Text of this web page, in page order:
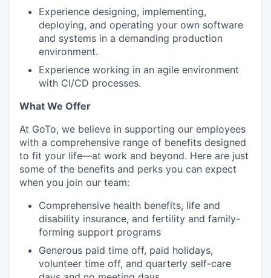
Experience designing, implementing,
deploying, and operating your own software
and systems in a demanding production
environment.
Experience working in an agile environment
with CI/CD processes.
What We Offer
At GoTo, we believe in supporting our employees
with a comprehensive range of benefits designed
to fit your life—at work and beyond. Here are just
some of the benefits and perks you can expect
when you join our team:
Comprehensive health benefits, life and
disability insurance, and fertility and family-
forming support programs
Generous paid time off, paid holidays,
volunteer time off, and quarterly self-care